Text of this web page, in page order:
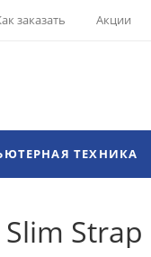
заказать Акции
ТЕХНИКА
Strap